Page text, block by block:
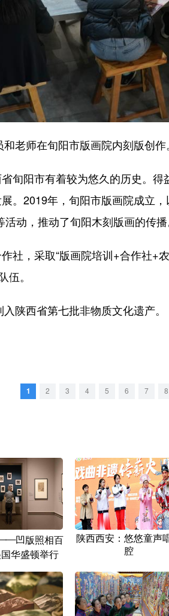
师在旬阳市版画院内刻版创作
阳市有着较为悠久的历史。得
。2019年，旬阳市版画院成立
动，推动了旬阳木刻版画的传播
，采取“版画院培训+合作社+
伍。
西省第七批非物质文化遗产。
1 2 3 4 5 6 7 8
凹版照相百
国华盛顿举行
陕西西安：悠悠童声
腔